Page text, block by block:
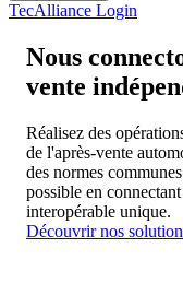
TecAlliance Login
Nous
vente
Réalisez des
de l'après-vente
des normes
possible en
interopérable unique.
Découvrir nos